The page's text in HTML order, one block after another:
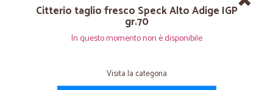
Citterio taglio fresco Speck Alto Adige IGP
gr.70
In questo momento non è disponibile
Visita la categoria